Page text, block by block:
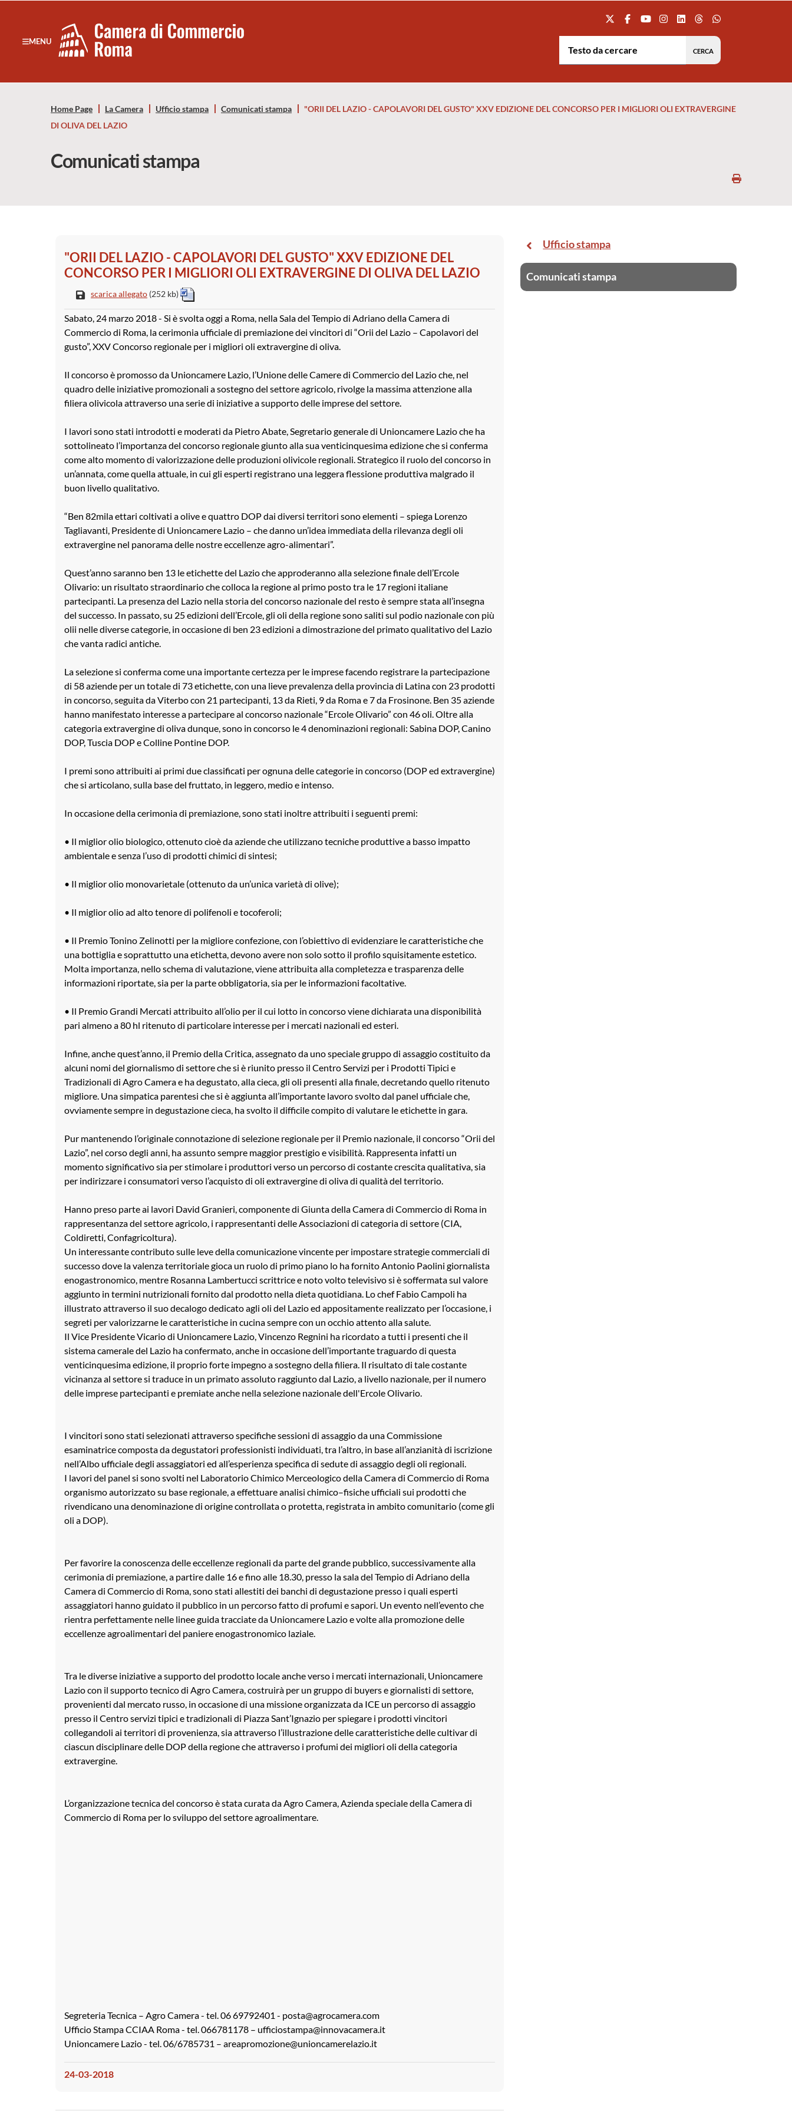
Notizie in primo piano
Banner servizi
MENU
Camera
Commercio
di
Roma
Testo da cercare:
Home Page La Camera Ufficio stampa Comunicati stampa
"ORII DEL LAZIO - CAPOLAVORI DEL GUSTO" XXV EDIZIONE DEL CONCORSO PER I MIGLIORI OLI EXTRAVERGINE
DI OLIVA DEL LAZIO
Comunicati stampa
"ORII DEL LAZIO - CAPOLAVORI DEL GUSTO" XXV EDIZIONE DEL
CONCORSO PER I MIGLIORI OLI EXTRAVERGINE DI OLIVA DEL LAZIO
scarica allegato (252 kb)
Sabato, 24 marzo 2018 - Si è svolta oggi a Roma, nella Sala del Tempio di Adriano della Camera di
Commercio di Roma, la cerimonia ufficiale di premiazione dei vincitori di “Orii del Lazio – Capolavori del
gusto”, XXV Concorso regionale per i migliori oli extravergine di oliva.
Il concorso è promosso da Unioncamere Lazio, l’Unione delle Camere di Commercio del Lazio che, nel
quadro delle iniziative promozionali a sostegno del settore agricolo, rivolge la massima attenzione alla
filiera olivicola attraverso una serie di iniziative a supporto delle imprese del settore.
I lavori sono stati introdotti e moderati da Pietro Abate, Segretario generale di Unioncamere Lazio che ha
sottolineato l’importanza del concorso regionale giunto alla sua venticinquesima edizione che si conferma
come alto momento di valorizzazione delle produzioni olivicole regionali. Strategico il ruolo del concorso in
un’annata, come quella attuale, in cui gli esperti registrano una leggera flessione produttiva malgrado il
buon livello qualitativo.
“Ben 82mila ettari coltivati a olive e quattro DOP dai diversi territori sono elementi – spiega Lorenzo
Tagliavanti, Presidente di Unioncamere Lazio – che danno un’idea immediata della rilevanza degli oli
extravergine nel panorama delle nostre eccellenze agro-alimentari”.
Quest’anno saranno ben 13 le etichette del Lazio che approderanno alla selezione finale dell’Ercole
Olivario: un risultato straordinario che colloca la regione al primo posto tra le 17 regioni italiane
partecipanti. La presenza del Lazio nella storia del concorso nazionale del resto è sempre stata all’insegna
del successo. In passato, su 25 edizioni dell’Ercole, gli oli della regione sono saliti sul podio nazionale con più
olii nelle diverse categorie, in occasione di ben 23 edizioni a dimostrazione del primato qualitativo del Lazio
che vanta radici antiche.
La selezione si conferma come una importante certezza per le imprese facendo registrare la partecipazione
di 58 aziende per un totale di 73 etichette, con una lieve prevalenza della provincia di Latina con 23 prodotti
in concorso, seguita da Viterbo con 21 partecipanti, 13 da Rieti, 9 da Roma e 7 da Frosinone. Ben 35 aziende
hanno manifestato interesse a partecipare al concorso nazionale “Ercole Olivario” con 46 oli. Oltre alla
categoria extravergine di oliva dunque, sono in concorso le 4 denominazioni regionali: Sabina DOP, Canino
DOP, Tuscia DOP e Colline Pontine DOP.
I premi sono attribuiti ai primi due classificati per ognuna delle categorie in concorso (DOP ed extravergine)
che si articolano, sulla base del fruttato, in leggero, medio e intenso.
In occasione della cerimonia di premiazione, sono stati inoltre attribuiti i seguenti premi:
• Il miglior olio biologico, ottenuto cioè da aziende che utilizzano tecniche produttive a basso impatto
ambientale e senza l’uso di prodotti chimici di sintesi;
• Il miglior olio monovarietale (ottenuto da un’unica varietà di olive);
• Il miglior olio ad alto tenore di polifenoli e tocoferoli;
• Il Premio Tonino Zelinotti per la migliore confezione, con l’obiettivo di evidenziare le caratteristiche che
una bottiglia e soprattutto una etichetta, devono avere non solo sotto il profilo squisitamente estetico.
Molta importanza, nello schema di valutazione, viene attribuita alla completezza e trasparenza delle
informazioni riportate, sia per la parte obbligatoria, sia per le informazioni facoltative.
• Il Premio Grandi Mercati attribuito all’olio per il cui lotto in concorso viene dichiarata una disponibilità
pari almeno a 80 hl ritenuto di particolare interesse per i mercati nazionali ed esteri.
Infine, anche quest’anno, il Premio della Critica, assegnato da uno speciale gruppo di assaggio costituito da
alcuni nomi del giornalismo di settore che si è riunito presso il Centro Servizi per i Prodotti Tipici e
Tradizionali di Agro Camera e ha degustato, alla cieca, gli oli presenti alla finale, decretando quello ritenuto
migliore. Una simpatica parentesi che si è aggiunta all’importante lavoro svolto dal panel ufficiale che,
ovviamente sempre in degustazione cieca, ha svolto il difficile compito di valutare le etichette in gara.
Pur mantenendo l’originale connotazione di selezione regionale per il Premio nazionale, il concorso “Orii del
Lazio”, nel corso degli anni, ha assunto sempre maggior prestigio e visibilità. Rappresenta infatti un
momento significativo sia per stimolare i produttori verso un percorso di costante crescita qualitativa, sia
per indirizzare i consumatori verso l’acquisto di oli extravergine di oliva di qualità del territorio.
Hanno preso parte ai lavori David Granieri, componente di Giunta della Camera di Commercio di Roma in
rappresentanza del settore agricolo, i rappresentanti delle Associazioni di categoria di settore (CIA,
Coldiretti, Confagricoltura).
Un interessante contributo sulle leve della comunicazione vincente per impostare strategie commerciali di
successo dove la valenza territoriale gioca un ruolo di primo piano lo ha fornito Antonio Paolini giornalista
enogastronomico, mentre Rosanna Lambertucci scrittrice e noto volto televisivo si è soffermata sul valore
aggiunto in termini nutrizionali fornito dal prodotto nella dieta quotidiana. Lo chef Fabio Campoli ha
illustrato attraverso il suo decalogo dedicato agli oli del Lazio ed appositamente realizzato per l’occasione, i
segreti per valorizzarne le caratteristiche in cucina sempre con un occhio attento alla salute.
Il Vice Presidente Vicario di Unioncamere Lazio, Vincenzo Regnini ha ricordato a tutti i presenti che il
sistema camerale del Lazio ha confermato, anche in occasione dell’importante traguardo di questa
venticinquesima edizione, il proprio forte impegno a sostegno della filiera. Il risultato di tale costante
vicinanza al settore si traduce in un primato assoluto raggiunto dal Lazio, a livello nazionale, per il numero
delle imprese partecipanti e premiate anche nella selezione nazionale dell'Ercole Olivario.
I vincitori sono stati selezionati attraverso specifiche sessioni di assaggio da una Commissione
esaminatrice composta da degustatori professionisti individuati, tra l’altro, in base all’anzianità di iscrizione
nell’Albo ufficiale degli assaggiatori ed all’esperienza specifica di sedute di assaggio degli oli regionali.
I lavori del panel si sono svolti nel Laboratorio Chimico Merceologico della Camera di Commercio di Roma
organismo autorizzato su base regionale, a effettuare analisi chimico–fisiche ufficiali sui prodotti che
rivendicano una denominazione di origine controllata o protetta, registrata in ambito comunitario (come gli
oli a DOP).
Per favorire la conoscenza delle eccellenze regionali da parte del grande pubblico, successivamente alla
cerimonia di premiazione, a partire dalle 16 e fino alle 18.30, presso la sala del Tempio di Adriano della
Camera di Commercio di Roma, sono stati allestiti dei banchi di degustazione presso i quali esperti
assaggiatori hanno guidato il pubblico in un percorso fatto di profumi e sapori. Un evento nell’evento che
rientra perfettamente nelle linee guida tracciate da Unioncamere Lazio e volte alla promozione delle
eccellenze agroalimentari del paniere enogastronomico laziale.
Tra le diverse iniziative a supporto del prodotto locale anche verso i mercati internazionali, Unioncamere
Lazio con il supporto tecnico di Agro Camera, costruirà per un gruppo di buyers e giornalisti di settore,
provenienti dal mercato russo, in occasione di una missione organizzata da ICE un percorso di assaggio
presso il Centro servizi tipici e tradizionali di Piazza Sant’Ignazio per spiegare i prodotti vincitori
collegandoli ai territori di provenienza, sia attraverso l’illustrazione delle caratteristiche delle cultivar di
ciascun disciplinare delle DOP della regione che attraverso i profumi dei migliori oli della categoria
extravergine.
L’organizzazione tecnica del concorso è stata curata da Agro Camera, Azienda speciale della Camera di
Commercio di Roma per lo sviluppo del settore agroalimentare.
Segreteria Tecnica – Agro Camera - tel. 06 69792401 - posta@agrocamera.com
Ufficio Stampa CCIAA Roma - tel. 066781178 – ufficiostampa@innovacamera.it
Unioncamere Lazio - tel. 06/6785731 – areapromozione@unioncamerelazio.it
24-03-2018
Ufficio stampa
Comunicati stampa